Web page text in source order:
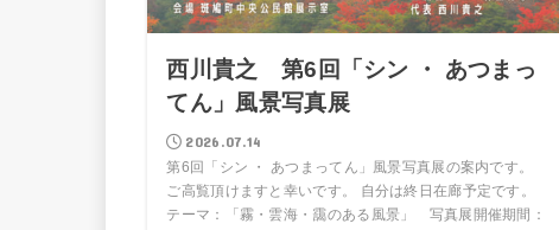
西川貴之 第6回「シン ・ あつまっ
てん」風景写真展
2026.07.14
第6回「シン ・ あつまってん」風景写真展の案内です。
ご高覧頂けますと幸いです。 自分は終日在廊予定です。
テーマ：「霧・雲海・靄のある風景」 写真展開催期間：